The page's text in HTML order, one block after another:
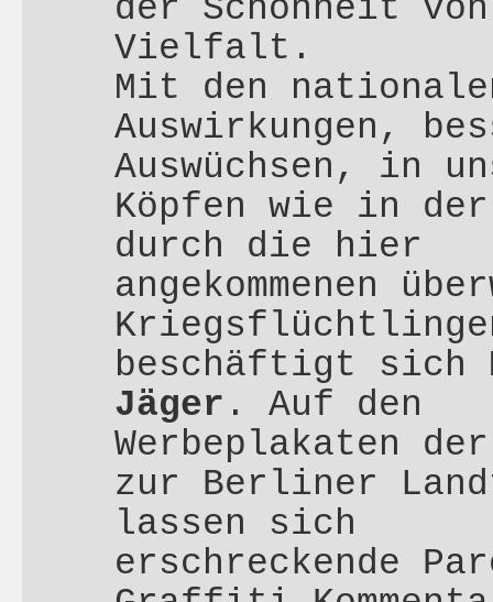
der Schönheit von
Vielfalt.
Mit den
Auswirkungen,
Auswüchsen, in
Köpfen wie in
durch die hier
angekommenen
beschäftigt sich
Jäger . Auf den
Werbeplakaten
zur Berliner
lassen sich
erschreckende